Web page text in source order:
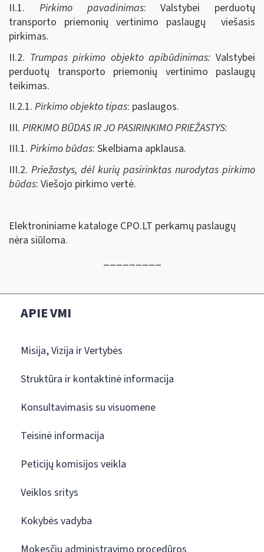
II.1. Pirkimo pavadinimas: Valstybei perduotų
transporto priemonių vertinimo paslaugų
viešasis
pirkimas.
II.2. Trumpas pirkimo objekto apibūdinimas: Valstybei
perduotų transporto priemonių vertinimo paslaugų
teikimas.
II.2.1. Pirkimo objekto tipas: paslaugos.
III. PIRKIMO BŪDAS IR JO PASIRINKIMO PRIEŽASTYS:
III.1. Pirkimo būdas: Skelbiama apklausa.
III.2. Priežastys, dėl kurių pasirinktas nurodytas pirkimo
būdas: Viešojo pirkimo vertė.
Elektroniniame kataloge CPO.LT perkamų paslaugų
nėra siūloma.
_________
APIE VMI
Misija, Vizija ir Vertybės
Struktūra ir kontaktinė informacija
Konsultavimasis su visuomene
Teisinė informacija
Peticijų komisijos veikla
Veiklos sritys
Kokybės vadyba
Mokesčių administravimo procedūros